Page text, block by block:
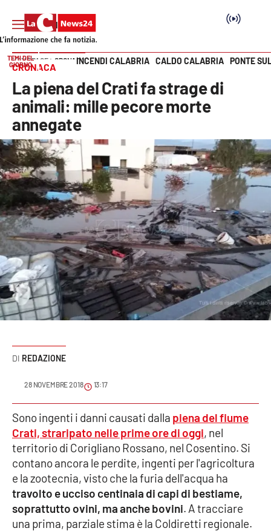
SEZIONI
Cronaca
Politica
Attualità
Economia e lavoro
Italia Mondo
Sanità
Sport
Meteo
Editoriali
VIDEO
Ambiente
Vai
TEMI DEL
GIORNO
INCENDI CALABRIA CALDO CALABRIA PONTE
HOME PAGE CRONACA
CRONACA
La piena del Crati fa strage di
animali: mille pecore morte
annegate
REDAZIONE
28 NOVEMBRE 2018 13:17
Sono ingenti i danni causati dalla piena del fiume
Crati, straripato nelle prime ore di oggi, nel
territorio di Corigliano Rossano, nel Cosentino. Si
contano ancora le perdite, ingenti per l'agricoltura
e la zootecnia, visto che la furia dell'acqua ha
travolto e ucciso centinaia di capi di bestiame,
soprattutto ovini, ma anche bovini. A tracciare
una prima, parziale stima è la Coldiretti regionale.